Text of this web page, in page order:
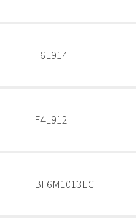
F6L914
F4L912
BF6M1013EC